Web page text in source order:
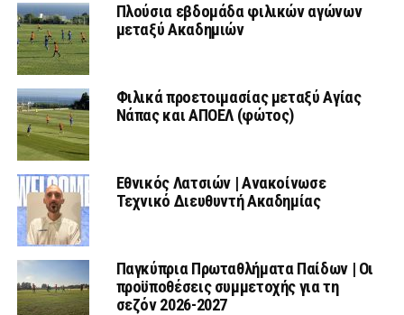
Πλούσια εβδομάδα φιλικών αγώνων
μεταξύ Ακαδημιών
Φιλικά προετοιμασίας μεταξύ Αγίας
Νάπας και ΑΠΟΕΛ (φώτος)
Εθνικός Λατσιών | Ανακοίνωσε
Τεχνικό Διευθυντή Ακαδημίας
Παγκύπρια Πρωταθλήματα Παίδων | Οι
προϋποθέσεις συμμετοχής για τη
σεζόν 2026-2027